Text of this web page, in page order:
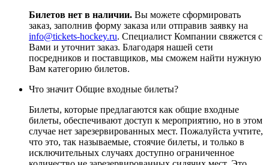
Билетов нет в наличии. Вы можете сформировать
заказ, заполнив форму заказа или отправив заявку на
info@tickets-hockey.ru. Специалист Компании свяжется с
Вами и уточнит заказ. Благодаря нашей сети
посредников и поставщиков, мы cможем найти нужную
Вам категорию билетов.
Что значит Общие входные билеты?
Билеты, которые предлагаются как общие входные
билеты, обеспечивают доступ к мероприятию, но в этом
случае нет зарезервированных мест. Пожалуйста учтите,
что это, так называемые, стоячие билеты, и только в
исключительных случаях доступно ограниченное